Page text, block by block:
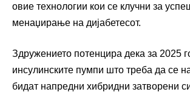
овие технологии кои се клучни за
менаџирање на дијабетесот.
Здружението потенцира дека за 2025
инсулинските пумпи што треба да се
бидат напредни хибридни затворени